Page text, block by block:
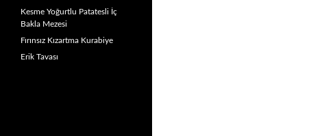
Kesme Yoğurtlu Patatesli İç
Bakla Mezesi
Fırınsız Kızartma Kurabiye
Erik Tavası